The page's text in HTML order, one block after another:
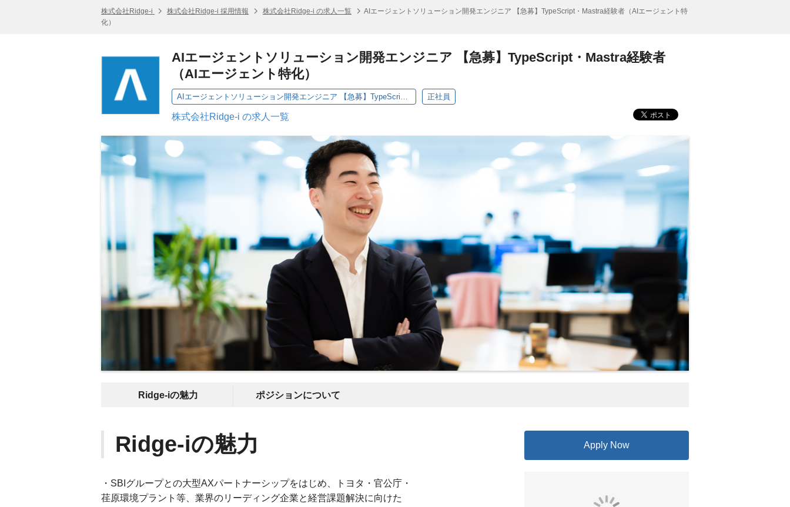
株式会社Ridge-i 株式会社Ridge-i 採用情報 株式会社Ridge-i の求人一覧
AIエージェントソリューション開発エンジニア 【急募】TypeScript・Mastra経験者（AIエージェント特
化）
AIエージェントソリューション開発エンジニア 【急募】TypeScript・Mastra経験者
（AIエージェント特化）
AIエージェントソリューション開発エンジニア 【急募】TypeScript・Mastra経験者（AIエージェント特化） 正社員
株式会社Ridge-i の求人一覧
Ridge-iの魅力 ポジションについて
Ridge-iの魅力
・SBIグループとの大型AXパートナーシップをはじめ、トヨタ・官公庁・
荏原環境プラント等、業界のリーディング企業と経営課題解決に向けた
Apply Now